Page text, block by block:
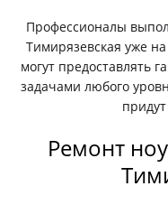
Профессионалы
Тимирязевская уже
могут предоставлять
задачами любого
Ремонт